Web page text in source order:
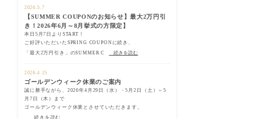
2026.5.7
【SUMMER COUPONのお知らせ】最大2万円引
き！2026年6月～8月挙式の方限定】
本日5月7日よりSTART！
ご好評いただいたSPRING COUPONに続き、
「最大2万円引き」のSUMMER C
続きを読む
2026.4.15
ゴールデンウィーク休業のご案内
誠に勝手ながら、2026年4月29日（水）・5月2日（土）～5
月7日（木）まで
ゴールデンウィーク休業とさせていただきます。
続きを読む